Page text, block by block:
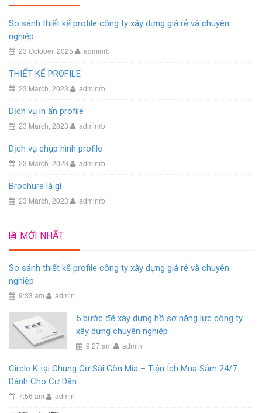
So sánh thiết kế profile công ty xây dựng giá rẻ và chuyên
nghiệp
23 October, 2025 adminrb
THIẾT KẾ PROFILE
23 March, 2023 adminrb
Dịch vụ in ấn profile
23 March, 2023 adminrb
Dịch vụ chụp hình profile
23 March, 2023 adminrb
Brochure là gì
23 March, 2023 adminrb
MỚI NHẤT
So sánh thiết kế profile công ty xây dựng giá rẻ và chuyên
nghiệp
9:33 am admin
5 bước để xây dựng hồ sơ năng lực công ty
xây dựng chuyên nghiệp
9:27 am admin
Circle K tại Chung Cư Sài Gòn Mia – Tiện Ích Mua Sắm 24/7
Dành Cho Cư Dân
7:56 am admin